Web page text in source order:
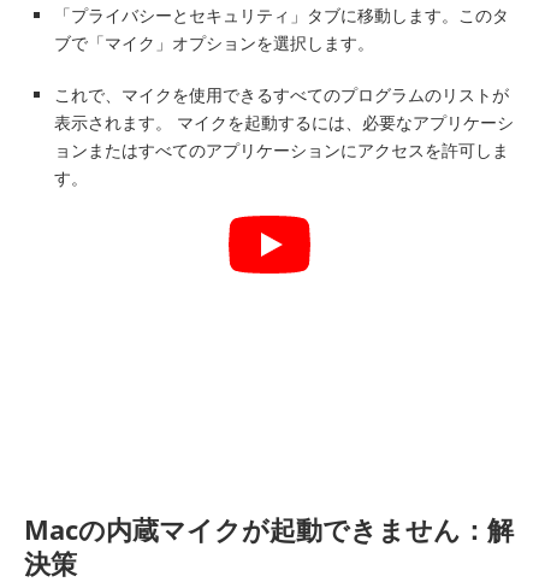
「プライバシーとセキュリティ」タブに移動します。このタ
ブで「マイク」オプションを選択します。
これで、マイクを使用できるすべてのプログラムのリストが
表示されます。 マイクを起動するには、必要なアプリケーシ
ョンまたはすべてのアプリケーションにアクセスを許可しま
す。
Macの内蔵マイクが起動できません：解
決策